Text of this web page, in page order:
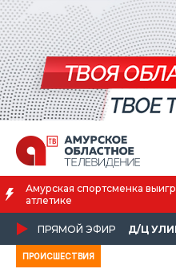
по лёгкой
ПРЯМОЙ ЭФИР Д/Ц
ПРОИСШЕСТВИЯ